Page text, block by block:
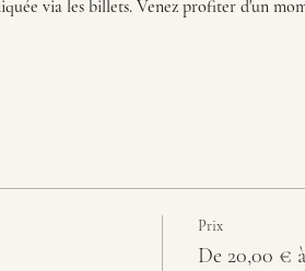
via les billets. Venez profiter d'un
Prix
De 20,00 €